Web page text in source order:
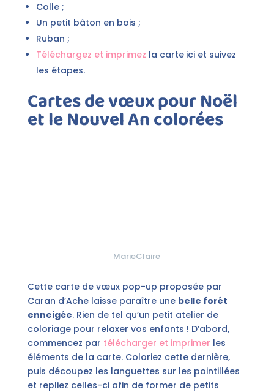
Colle ;
Un petit bâton en bois ;
Ruban ;
Téléchargez et imprimez la carte ici et suivez
les étapes.
Cartes de vœux pour Noël
et le Nouvel Ancolorées
MarieClaire
Cette carte de vœux pop-up proposée par
Caran d’Ache laisse paraître une belle forêt
enneigée. Rien de tel qu’un petit atelier de
coloriage pour relaxer vos enfants ! D’abord,
commencez par télécharger et imprimer les
éléments de la carte. Coloriez cette dernière,
puis découpez les languettes sur les pointillées
et repliez celles-ci afin de former de petits